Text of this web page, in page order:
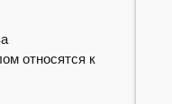
относятся к